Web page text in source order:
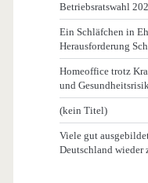
Betriebsratswahl
Ein Schläfchen in
Herausforderung
Homeoffice trotz
und
(kein Titel)
Viele gut
Deutschland wieder